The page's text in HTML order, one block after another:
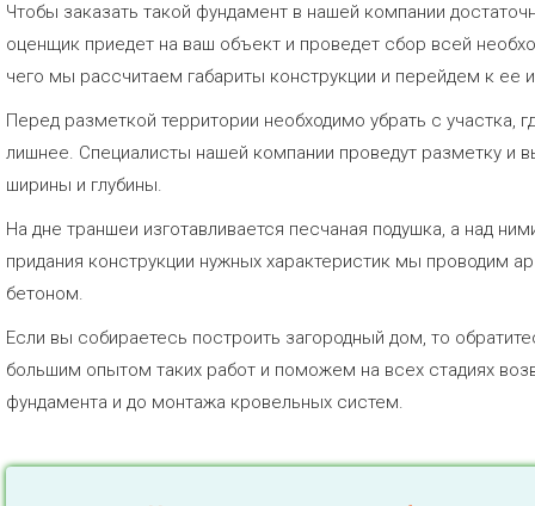
Чтобы заказать такой фундамент в нашей компании
оценщик приедет на ваш объект и проведет сбор всей
чего мы рассчитаем габариты конструкции и перейдем к ее
Перед разметкой территории необходимо убрать с участка,
лишнее. Специалисты нашей компании проведут разметку и
ширины и глубины.
На дне траншеи изготавливается песчаная подушка, а над
придания конструкции нужных характеристик мы проводим
бетоном.
Если вы собираетесь построить загородный дом, то
большим опытом таких работ и поможем на всех стадиях
фундамента и до монтажа кровельных систем.